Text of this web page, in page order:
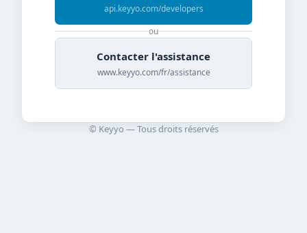
api.keyyo.com/developers
ou
Contacter l'assistance
www.keyyo.com/fr/assistance
© Keyyo — Tous droits réservés